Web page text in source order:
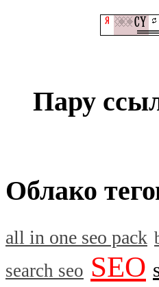
Пару
Облако
all in one seo pack
search seo SEO